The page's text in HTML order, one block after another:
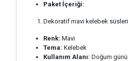
Paket İçeriği:
Dekoratif mavi kelebek
Renk: Mavi
Tema: Kelebek
Kullanım Alanı: Doğum